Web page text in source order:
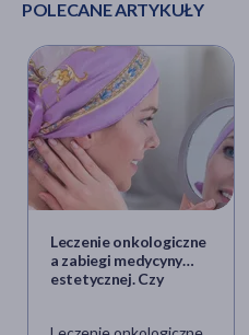
POLECANE ARTYKUŁY
Leczenie onkologiczne
a zabiegi medycyny
estetycznej. Czy